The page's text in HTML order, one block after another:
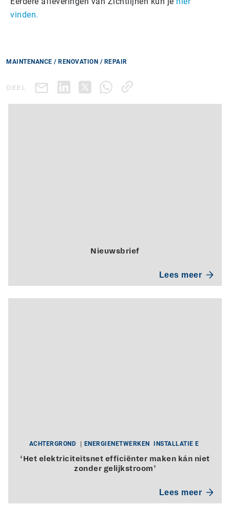
vinden.
MAINTENANCE / RENOVATION / REPAIR
DEEL
Nieuwsbrief
Lees meer
ACHTERGROND ENERGIENETWERKEN INSTALLATIE E
‘Het elektriciteitsnet efficiënter maken kán niet
zonder gelijkstroom’
Lees meer